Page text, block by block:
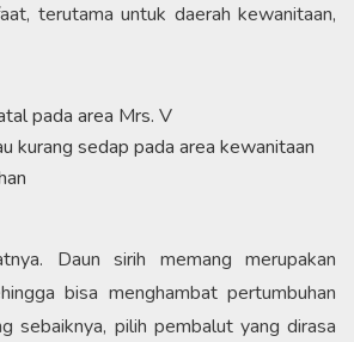
terutama untuk daerah kewanitaan,
pada area Mrs. V
kurang sedap pada area kewanitaan
Daun sirih memang merupakan
bisa menghambat pertumbuhan
sebaiknya, pilih pembalut yang dirasa